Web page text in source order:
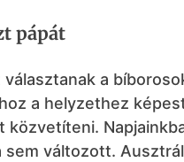
pápát
a
a helyzethez
sem változott.